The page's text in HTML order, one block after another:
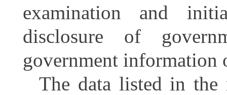
examination and
disclosure of
government information
The data listed in